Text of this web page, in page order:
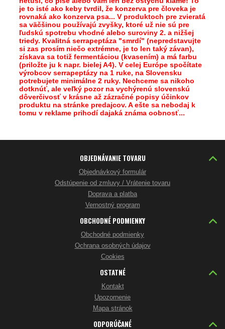
je to isté ako keby tvrdil, že konzerva pre človeka je
rovnaká ako konzerva psa... V produktoch pre zvieratá
sa väčšinou používajú zvyšky, ktoré už nie sú pre
ľudskú spotrebu vhodné alebo suroviny 2. a nižšej
triedy. Kvalitná serrapeptáza "smrdí" (nepredstavujte
si zas prosím niečo extrémne, je to len taký závan),
získava sa totiž fermentáciou (kvasením) a má farbu
(priložte ju k napr. bielej A4). V celej Európe spočítate
výrobcov serrapeptázy na 1 ruke, na Slovensku
potrebujete minimálne 2 ruky. Nechceme sa nikoho
dotknúť, ale veľký pozor na vychýrenú slovenskú
dôverčivosť v krásne až zázračné popisy účinkov
produktu na stránke predajcov. A ešte sa nebodaj k
tomu v reklame prihodí dajaká známa oobnosť...
OBJEDNÁVANIE TOVARU
Objednávkový formulár
Odstúpenie od zmluvy / Vrátenie tovaru
Doprava a platba
Vernostný program
OBCHODNÉ PODMIENKY
Obchodné podmienky
Ochrana osobných údajov
Cookies
OSTATNÉ
Kontakt
Upozornenie
Mapa stránok
ODPORÚČANÉ